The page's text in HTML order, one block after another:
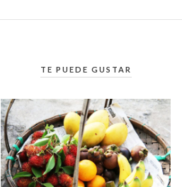
TE PUEDE GUSTAR